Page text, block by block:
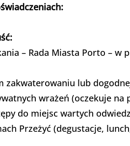
– Rada Miasta Porto – w
zakwaterowaniu lub
wrażeń (oczekuje na
do miejsc wartych
Przeżyć (degustacje,